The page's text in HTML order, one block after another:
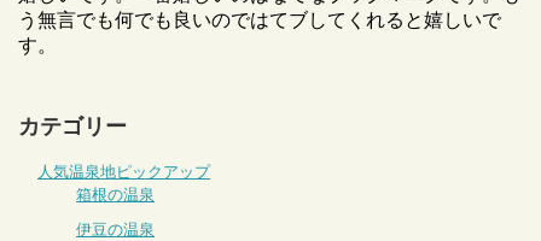
う無言でも何でも良いのではてブしてくれると嬉しいで
す。
カテゴリー
人気温泉地ピックアップ
箱根の温泉
伊豆の温泉